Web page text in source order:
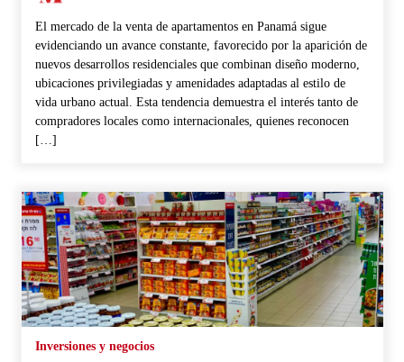
El mercado de la venta de apartamentos en Panamá sigue
evidenciando un avance constante, favorecido por la aparición de
nuevos desarrollos residenciales que combinan diseño moderno,
ubicaciones privilegiadas y amenidades adaptadas al estilo de
vida urbano actual. Esta tendencia demuestra el interés tanto de
compradores locales como internacionales, quienes reconocen
[…]
Inversiones y negocios